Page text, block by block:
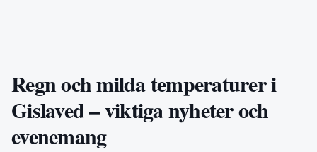
Regn och milda temperaturer i
Gislaved – viktiga nyheter och
evenemang